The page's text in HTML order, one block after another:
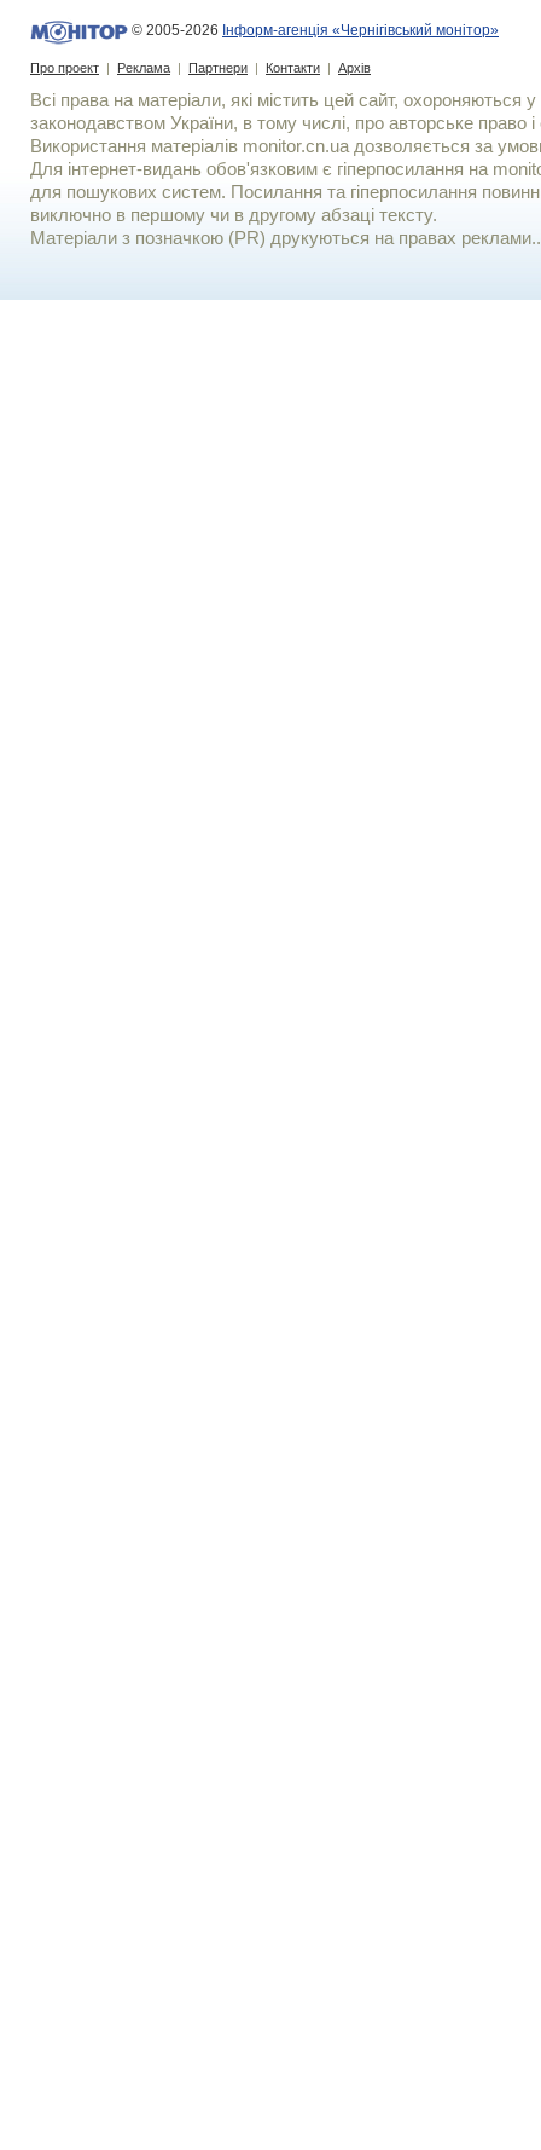
© 2005-2026 Інформ-агенція «Чернігівський монітор»
Про проект | Реклама | Партнери | Контакти | Архів
Всі права на матеріали, які містить цей сайт, охороняються у
законодавством України, в тому числі, про авторське право і
Використання матерiалiв monitor.cn.ua дозволяється за
Для iнтернет-видань обов'язковим є гiперпосилання на
для пошукових систем. Посилання та гіперпосилання
виключно в першому чи в другому абзаці тексту.
Матеріали з позначкою (PR) друкуються на правах реклами..